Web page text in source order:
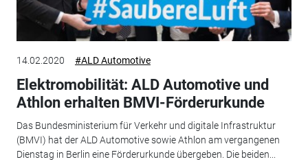
14.02.2020 #ALD Automotive
Elektromobilität: ALD Automotive und
Athlon erhalten BMVI-Förderurkunde
Das Bundesministerium für Verkehr und digitale Infrastruktur
(BMVI) hat der ALD Automotive sowie Athlon am vergangenen
Dienstag in Berlin eine Förderurkunde übergeben. Die beiden...